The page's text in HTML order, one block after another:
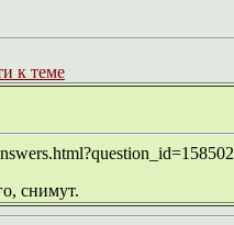
к теме
снимут.